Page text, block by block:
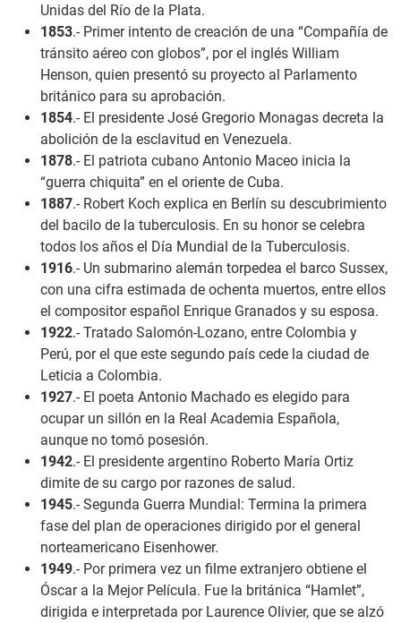
Unidas del Río de la Plata.
1853.- Primer intento de creación de una “Compañía de
tránsito aéreo con globos”, por el inglés William
Henson, quien presentó su proyecto al Parlamento
británico para su aprobación.
1854.- El presidente José Gregorio Monagas decreta la
abolición de la esclavitud en Venezuela.
1878.- El patriota cubano Antonio Maceo inicia la
“guerra chiquita” en el oriente de Cuba.
1887.- Robert Koch explica en Berlín su descubrimiento
del bacilo de la tuberculosis. En su honor se celebra
todos los años el Día Mundial de la Tuberculosis.
1916.- Un submarino alemán torpedea el barco Sussex,
con una cifra estimada de ochenta muertos, entre ellos
el compositor español Enrique Granados y su esposa.
1922.- Tratado Salomón-Lozano, entre Colombia y
Perú, por el que este segundo país cede la ciudad de
Leticia a Colombia.
1927.- El poeta Antonio Machado es elegido para
ocupar un sillón en la Real Academia Española,
aunque no tomó posesión.
1942.- El presidente argentino Roberto María Ortiz
dimite de su cargo por razones de salud.
1945.- Segunda Guerra Mundial: Termina la primera
fase del plan de operaciones dirigido por el general
norteamericano Eisenhower.
1949.- Por primera vez un filme extranjero obtiene el
Óscar a la Mejor Película. Fue la británica “Hamlet”,
dirigida e interpretada por Laurence Olivier, que se alzó